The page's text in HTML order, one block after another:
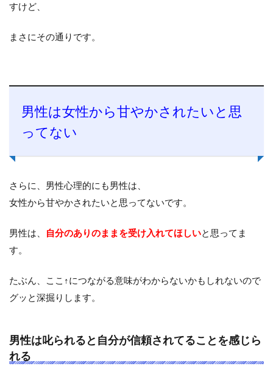
すけど、
まさにその通りです。
男性は女性から甘やかされたいと思
ってない
さらに、男性心理的にも男性は、
女性から甘やかされたいと思ってないです。
男性は、 自分のありのままを受け入れてほしいと思ってま
す。
たぶん、ここ↑につながる意味がわからないかもしれないので
グッと深掘りします。
男性は叱られると自分が信頼されてることを感じら
れる